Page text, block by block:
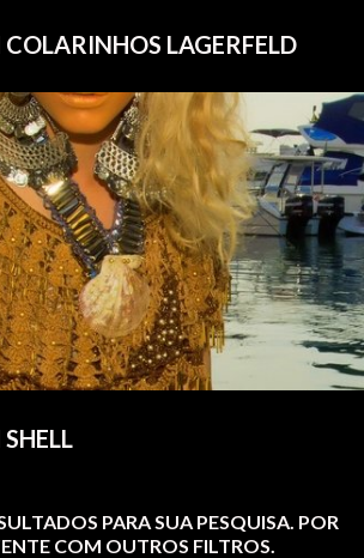
LAGERFELD
PARA SUA PESQUISA. POR
COM OUTROS FILTROS.